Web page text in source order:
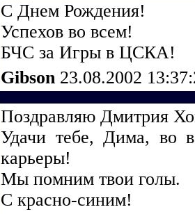
С Днем Рождения!
Успехов во всем!
БЧС за Игры в ЦСКА!
Gibson 23.08.2002
Поздравляю Дмитрия
Удачи тебе, Дима, во
карьеры!
Мы помним твои голы.
С красно-синим!